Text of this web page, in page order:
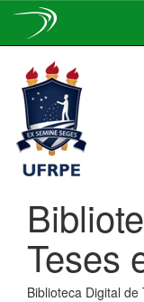
navigation
Teses
Biblioteca Digital